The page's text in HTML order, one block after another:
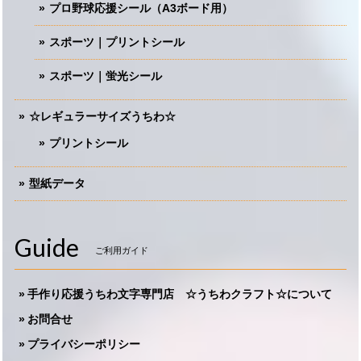
プロ野球応援シール（A3ボード用）
スポーツ｜プリントシール
スポーツ｜蛍光シール
☆レギュラーサイズうちわ☆
プリントシール
型紙データ
Guide ご利用ガイド
手作り応援うちわ文字専門店 ☆うちわクラフト☆について
お問合せ
プライバシーポリシー